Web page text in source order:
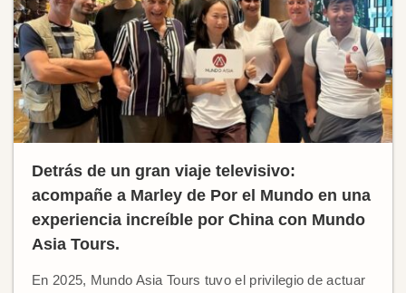
Detrás de un gran viaje televisivo:
acompañe a Marley de Por el Mundo en una
experiencia increíble por China con Mundo
Asia Tours.
En 2025, Mundo Asia Tours tuvo el privilegio de actuar